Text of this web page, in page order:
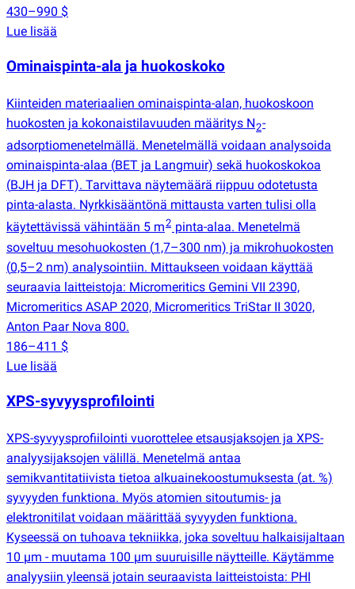
430–990 $
Lue lisää
Ominaispinta-ala ja huokoskoko
Kiinteiden materiaalien ominaispinta-alan, huokoskoon
huokosten ja kokonaistilavuuden määritys N2-
adsorptiomenetelmällä. Menetelmällä voidaan analysoida
ominaispinta-alaa (BET ja Langmuir) sekä huokoskokoa
(BJH ja DFT). Tarvittava näytemäärä riippuu odotetusta
pinta-alasta. Nyrkkisääntönä mittausta varten tulisi olla
käytettävissä vähintään 5 m2 pinta-alaa. Menetelmä
soveltuu mesohuokosten (1,7–300 nm) ja mikrohuokosten
(0,5–2 nm) analysointiin. Mittaukseen voidaan käyttää
seuraavia laitteistoja: Micromeritics Gemini VII 2390,
Micromeritics ASAP 2020, Micromeritics TriStar II 3020,
Anton Paar Nova 800.
186–411 $
Lue lisää
XPS-syvyysprofilointi
XPS-syvyysprofiilointi vuorottelee etsausjaksojen ja XPS-
analyysijaksojen välillä. Menetelmä antaa
semikvantitatiivista tietoa alkuainekoostumuksesta (at. %)
syvyyden funktiona. Myös atomien sitoutumis- ja
elektronitilat voidaan määrittää syvyyden funktiona.
Kyseessä on tuhoava tekniikka, joka soveltuu halkaisijaltaan
10 µm - muutama 100 µm suuruisille näytteille. Käytämme
analyysiin yleensä jotain seuraavista laitteistoista: PHI